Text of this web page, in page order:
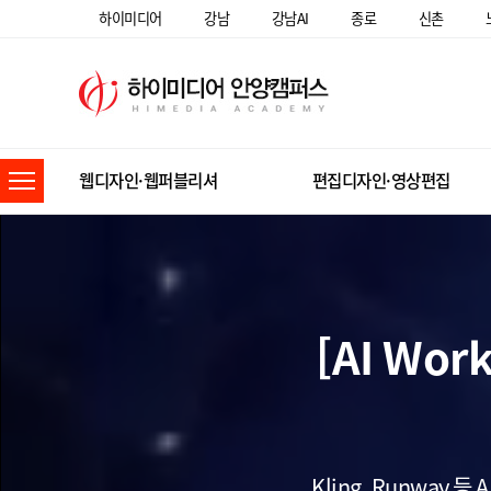
하이미디어 강남 강남AI 종로 신촌
웹디자인·웹퍼블리셔 편집디자인·영상편집
[AI